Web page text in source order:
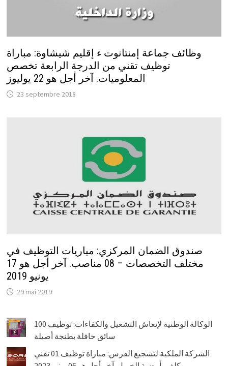
وظائف جماعة إمنتانوت ء إقليم شيشاوة: مباراة
توظيف تقني من الدرجة الرابعة تخصص
المعلوميات. آخر أجل هو 22 يوليوز
23 septembre 2018
صندوق الضمان المركزي: مباريات التوظيف في
مختلف التخصصات – 08 مناصب. آخر أجل هو 17
يونيو 2019
29 mai 2019
الوكالة الوطنية لإنعاش التشغيل والكفاءات: توظيف 100
سائق حافلة بطنجة أصيلة
الشركة الملكية لتشجيع الفرس: مباراة توظيف 01 تقني